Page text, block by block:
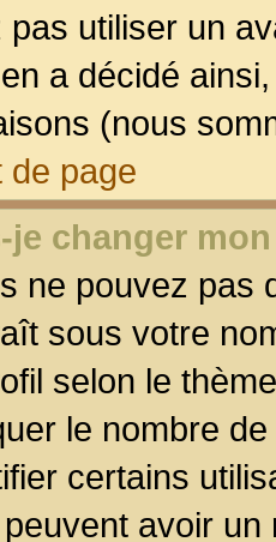
utiliser un
a décidé
(nous
de page
changer
ne pouvez pas
sous votre
selon le
le nombre
certains
avoir